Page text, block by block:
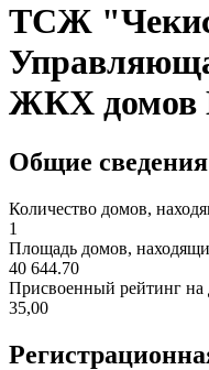
ТСЖ
ЖКХ домов
Общие сведения
Количество домов,
1
Площадь домов,
40 644.70
Присвоенный рейтинг на
35,00